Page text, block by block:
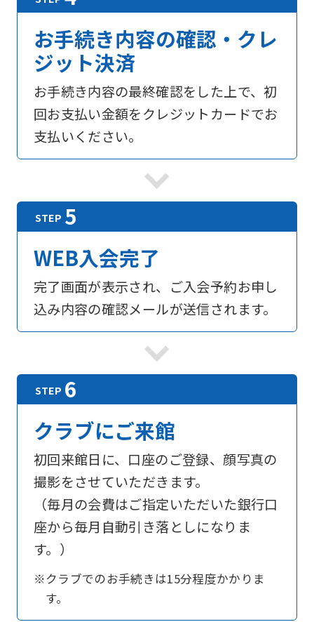
お手続き内容の確認・クレ
ジット決済
お手続き内容の最終確認をした上で、初
回お支払い金額をクレジットカードでお
支払いください。
WEB入会完了
完了画面が表示され、ご入会予約お申し
込み内容の確認メールが送信されます。
クラブにご来館
初回来館日に、口座のご登録、顔写真の
撮影をさせていただきます。
（毎月の会費はご指定いただいた銀行口
座から毎月自動引き落としになりま
す。）
※クラブでのお手続きは15分程度かかりま
す。
For
foreigners
Central
official
website
is
automatically
translated
into
the